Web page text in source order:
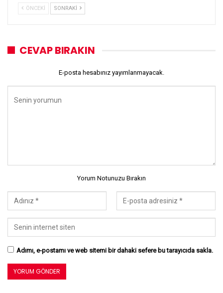
ÖNCEKI SONRAKI
CEVAP BIRAKIN
E-posta hesabınız yayımlanmayacak.
Yorum Notunuzu Bırakın
Adımı, e-postamı ve web sitemi bir dahaki sefere bu tarayıcıda sakla.